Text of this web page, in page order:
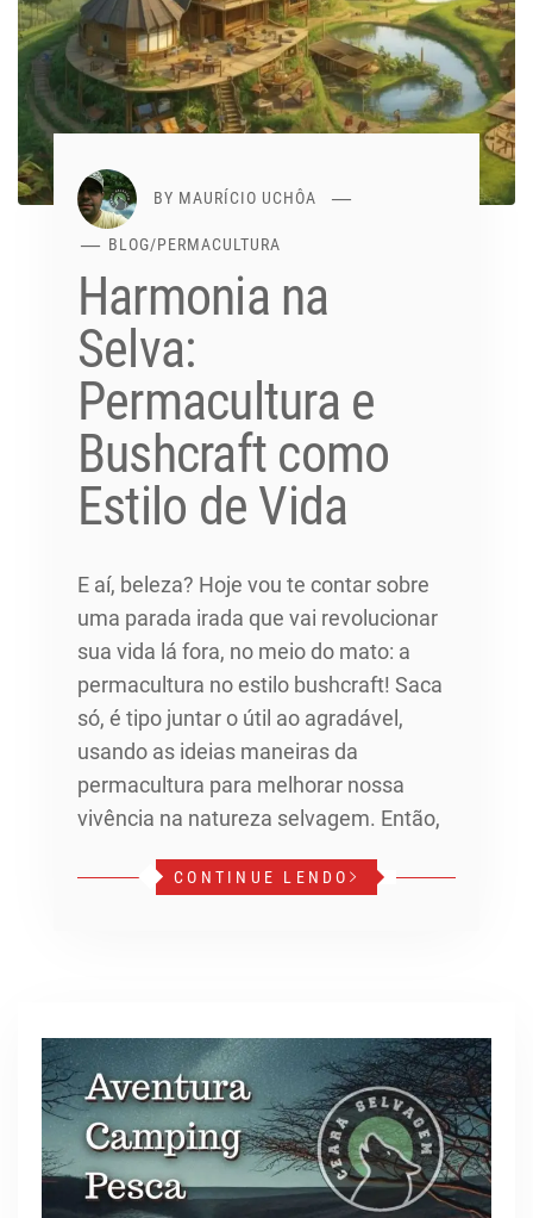
BY MAURÍCIO UCHÔA
BLOG/PERMACULTURA
Harmonia na
Selva:
Permacultura e
Bushcraft como
Estilo de Vida
E aí, beleza? Hoje vou te contar sobre
uma parada irada que vai revolucionar
sua vida lá fora, no meio do mato: a
permacultura no estilo bushcraft! Saca
só, é tipo juntar o útil ao agradável,
usando as ideias maneiras da
permacultura para melhorar nossa
vivência na natureza selvagem. Então,
CONTINUE LENDO